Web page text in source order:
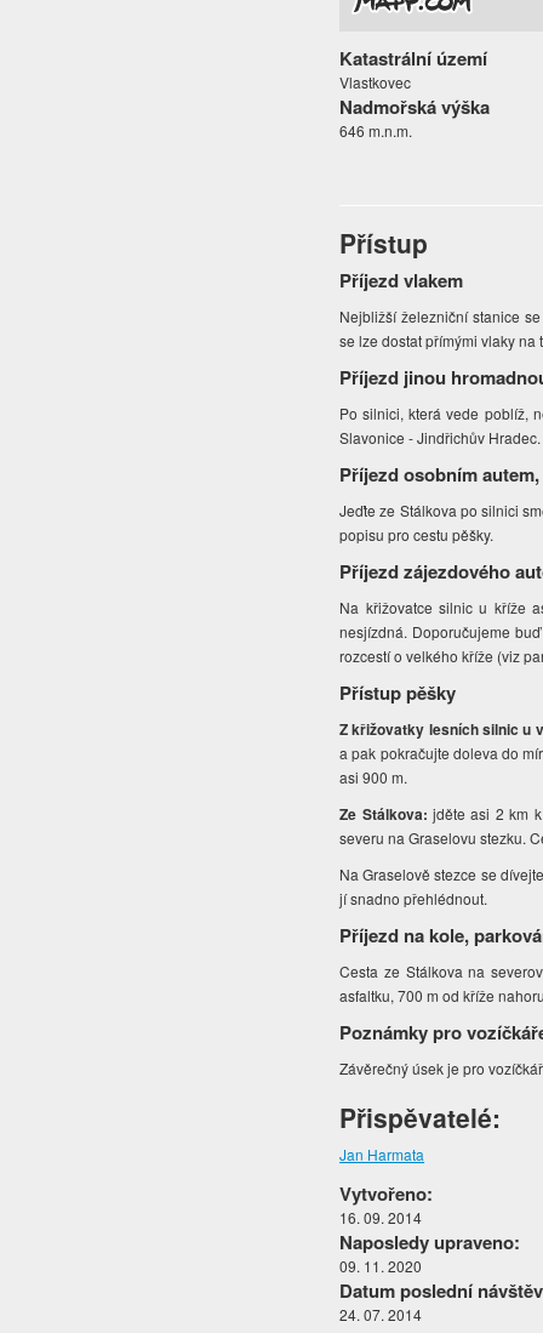
Katastrální území
Vlastkovec
Nadmořská výška
646 m.n.m.
Přístup
Příjezd vlakem
Nejbližší železniční stanice
se lze dostat přímými vlaky
Příjezd jinou
Po silnici, která vede poblíž,
Slavonice - Jindřichův
Příjezd osobním
Jeďte ze Stálkova po silnici
popisu pro cestu pěšky.
Příjezd zájezdového
Na křižovatce silnic u kříže
nesjízdná. Doporučujeme
rozcestí o velkého kříže (viz
Přístup pěšky
Z křižovatky lesních silnic u
a pak pokračujte doleva do
asi 900 m.
Ze Stálkova:jděte asi 2 km
severu na Graselovu stezku.
Na Graselově stezce se
jí snadno přehlédnout.
Příjezd na kole,
Cesta ze Stálkova na
asfaltku, 700 m od kříže
Poznámky pro
Závěrečný úsek je pro
Přispěvatelé:
Jan Harmata
Vytvořeno:
16. 09. 2014
Naposledy upraveno:
09. 11. 2020
Datum poslední
24. 07. 2014